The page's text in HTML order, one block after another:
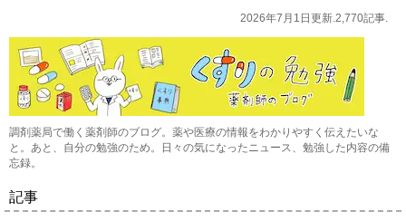
2026年7月1日更新.2,770記事.
調剤薬局で働く薬剤師のブログ。薬や医療の情報をわかりやすく伝えたいな
と。あと、自分の勉強のため。日々の気になったニュース、勉強した内容の備
忘録。
記事